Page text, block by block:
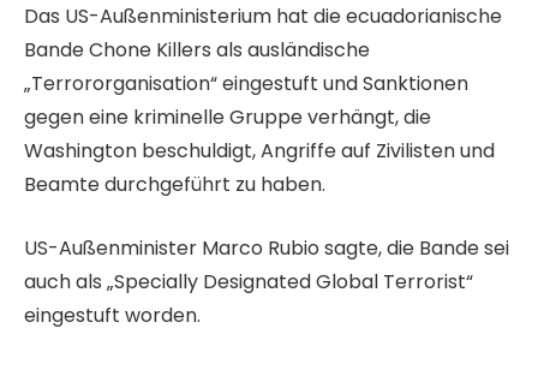
r
ö
f
f
e
n
l
i
c
Das US-Außenministerium hat die ecuadorianische
Bande Chone Killers als ausländische
„Terrororganisation“ eingestuft und Sanktionen
gegen eine kriminelle Gruppe verhängt, die
Washington beschuldigt, Angriffe auf Zivilisten und
Beamte durchgeführt zu haben.
US-Außenminister Marco Rubio sagte, die Bande sei
auch als „Specially Designated Global Terrorist“
eingestuft worden.